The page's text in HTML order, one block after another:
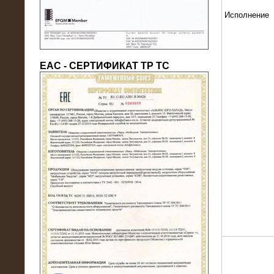
22.05.2016
Нагрузочный модуль в контейнере
10 МВт (0,4 кВ - напряжение)
ЕАС - СЕРТИФИКАТ ТР ТС
Исполнение